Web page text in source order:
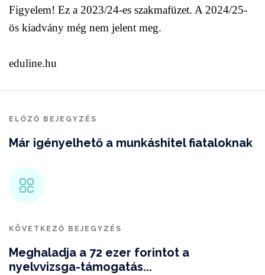
Figyelem! Ez a 2023/24-es szakmafüzet. A 2024/25-
ös kiadvány még nem jelent meg.
eduline.hu
ELŐZŐ BEJEGYZÉS
Már igényelhető a munkáshitel fiataloknak
KÖVETKEZŐ BEJEGYZÉS
Meghaladja a 72 ezer forintot a
nyelvvizsga-támogatás...